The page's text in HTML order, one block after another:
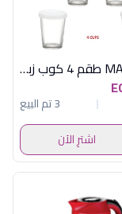
MAR-1004 طقم 4 كوب زبادى سوناى
3 تم البيع
اشترِ الآن